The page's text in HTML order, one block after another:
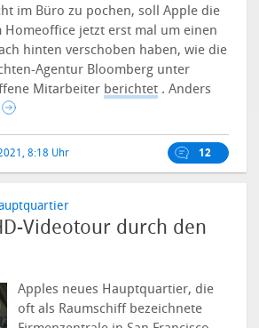
im Büro zu pochen, soll Apple die
Homeoffice jetzt erst mal um einen
hinten verschoben haben, wie die
Agentur Bloomberg unter
Mitarbeiter berichtet . Anders
8:18 Uhr 12
Videotour durch den
Apples neues Hauptquartier, die
oft als Raumschiff bezeichnete